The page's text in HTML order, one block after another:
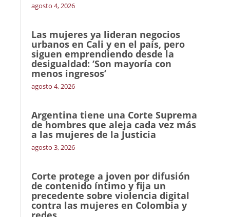
agosto 4, 2026
Las mujeres ya lideran negocios
urbanos en Cali y en el país, pero
siguen emprendiendo desde la
desigualdad: ‘Son mayoría con
menos ingresos’
agosto 4, 2026
Argentina tiene una Corte Suprema
de hombres que aleja cada vez más
a las mujeres de la Justicia
agosto 3, 2026
Corte protege a joven por difusión
de contenido íntimo y fija un
precedente sobre violencia digital
contra las mujeres en Colombia y